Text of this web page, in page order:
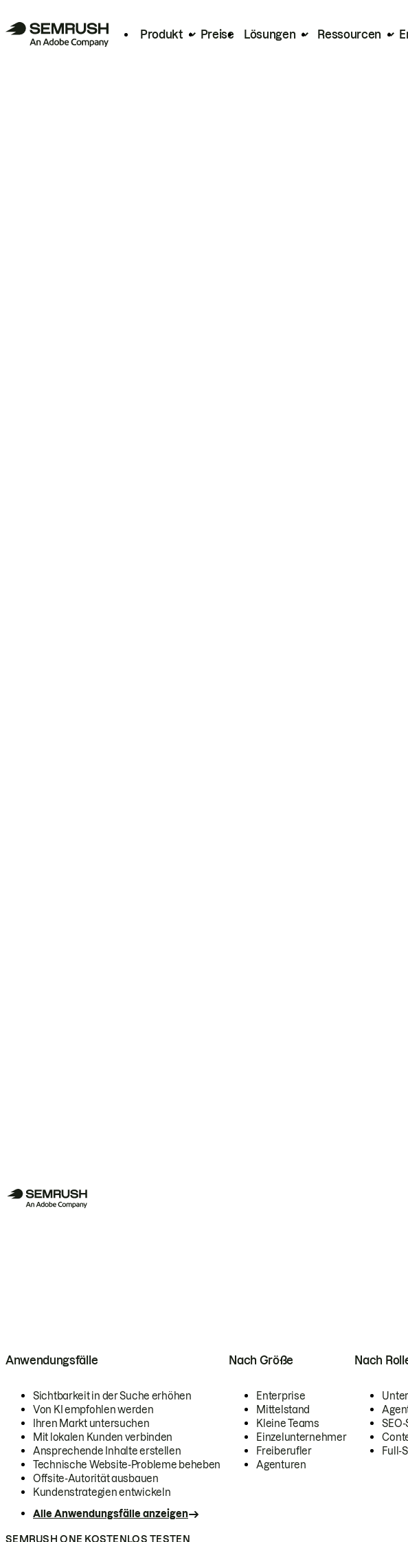
Produkt Preise Lösungen Ressourcen
Anwendungsfälle
Sichtbarkeit in der Suche erhöhen
Von KI empfohlen werden
Ihren Markt untersuchen
Mit lokalen Kunden verbinden
Ansprechende Inhalte erstellen
Technische Website-Probleme beheben
Offsite-Autorität ausbauen
Kundenstrategien entwickeln
Alle Anwendungsfälle anzeigen
Nach Größe
Enterprise
Mittelstand
Kleine Teams
Einzelunternehmer
Freiberufler
Agenturen
Nach
Full-
SEMRUSH ONE KOSTENLOS TESTEN